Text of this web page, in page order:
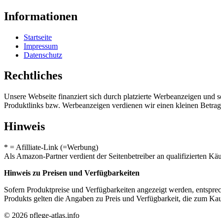
Informationen
Startseite
Impressum
Datenschutz
Rechtliches
Unsere Webseite finanziert sich durch platzierte Werbeanzeigen
Produktlinks bzw. Werbeanzeigen verdienen wir einen kleinen
Hinweis
* = Afilliate-Link (=Werbung)
Als Amazon-Partner verdient der Seitenbetreiber an qualifizierten
Hinweis zu Preisen und Verfügbarkeiten
Sofern Produktpreise und Verfügbarkeiten angezeigt werden,
Produkts gelten die Angaben zu Preis und Verfügbarkeit, die zum
© 2026 pflege-atlas.info